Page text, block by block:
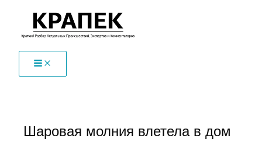
Перейти
содержимому
Шаровая молния влетела в дом